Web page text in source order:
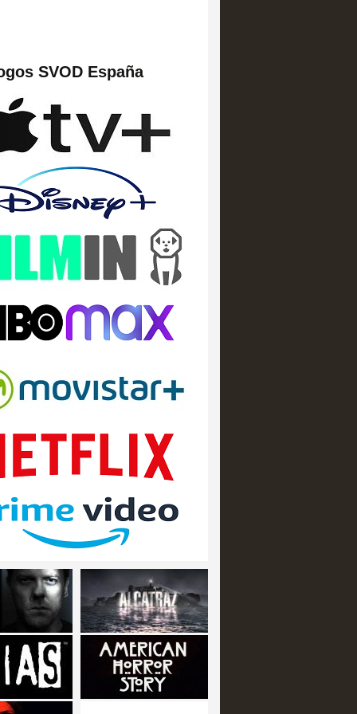
SVOD España